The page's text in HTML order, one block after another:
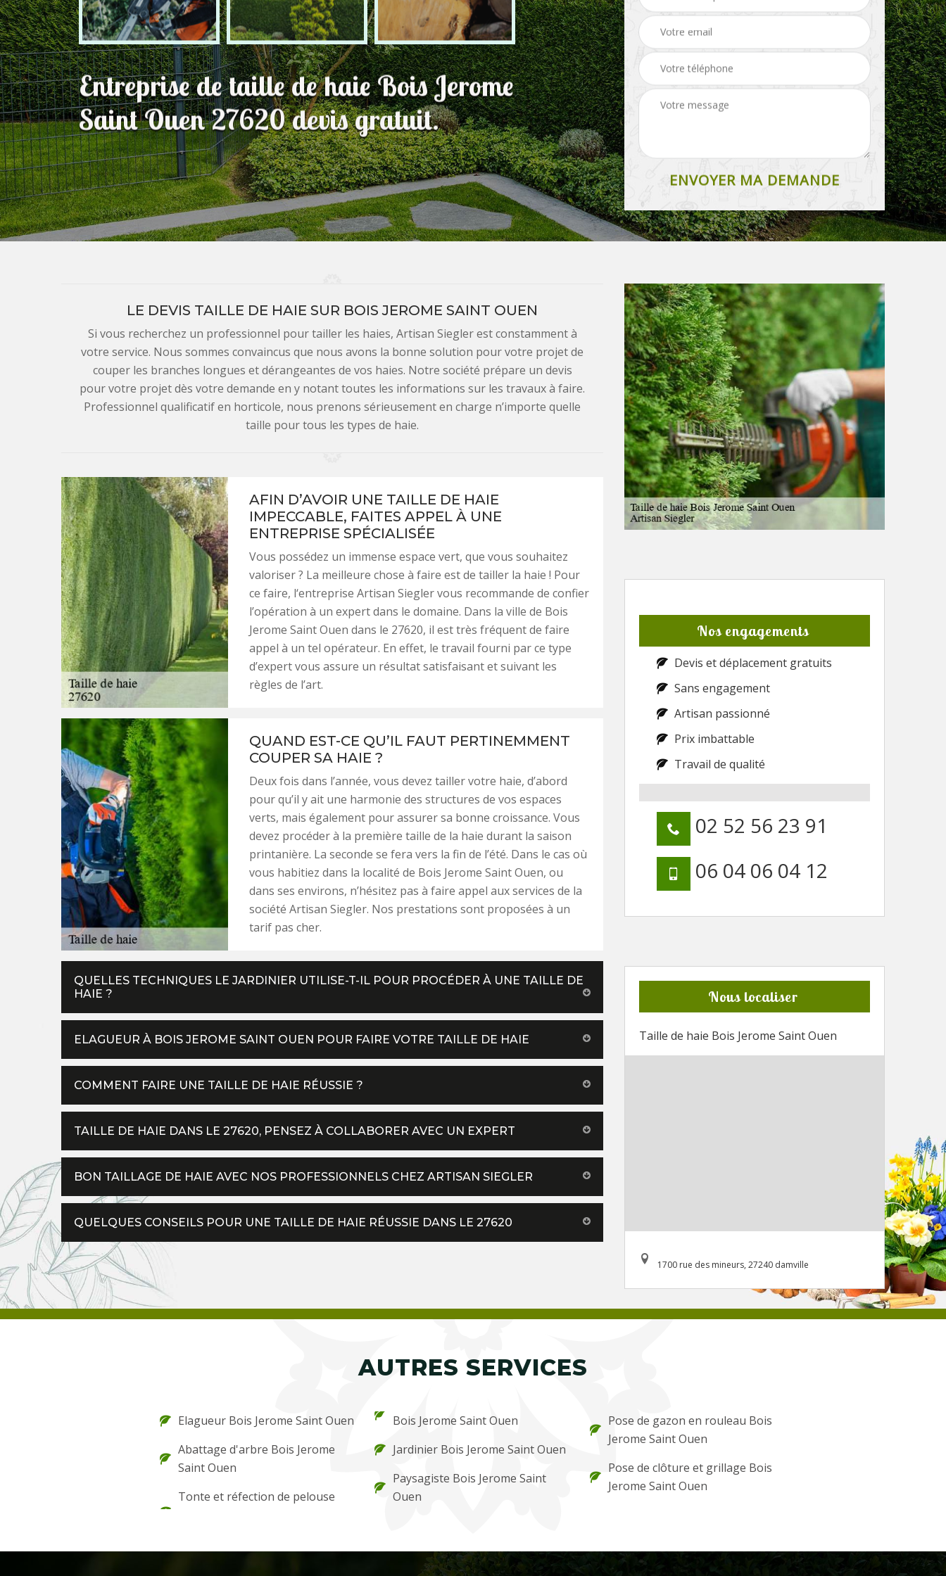
Entreprise de taille de haie Bois Jerome
Saint Ouen 27620 devis gratuit.
LE DEVIS TAILLE DE HAIE SUR BOIS JEROME SAINT OUEN
Si vous recherchez un professionnel pour tailler les haies, Artisan Siegler est constamment à
votre service. Nous sommes convaincus que nous avons la bonne solution pour votre projet de
couper les branches longues et dérangeantes de vos haies. Notre société prépare un devis
pour votre projet dès votre demande en y notant toutes les informations sur les travaux à faire.
Professionnel qualificatif en horticole, nous prenons sérieusement en charge n’importe quelle
taille pour tous les types de haie.
AFIN D’AVOIR UNE TAILLE DE HAIE
IMPECCABLE, FAITES APPEL À UNE
ENTREPRISE SPÉCIALISÉE
Vous possédez un immense espace vert, que vous souhaitez
valoriser ? La meilleure chose à faire est de tailler la haie ! Pour
ce faire, l‘entreprise Artisan Siegler vous recommande de confier
l’opération à un expert dans le domaine. Dans la ville de Bois
Jerome Saint Ouen dans le 27620, il est très fréquent de faire
appel à un tel opérateur. En effet, le travail fourni par ce type
d’expert vous assure un résultat satisfaisant et suivant les
règles de l’art.
QUAND EST-CE QU’IL FAUT PERTINEMMENT
COUPER SA HAIE ?
Deux fois dans l’année, vous devez tailler votre haie, d’abord
pour qu’il y ait une harmonie des structures de vos espaces
verts, mais également pour assurer sa bonne croissance. Vous
devez procéder à la première taille de la haie durant la saison
printanière. La seconde se fera vers la fin de l’été. Dans le cas où
vous habitiez dans la localité de Bois Jerome Saint Ouen, ou
dans ses environs, n’hésitez pas à faire appel aux services de la
société Artisan Siegler. Nos prestations sont proposées à un
tarif pas cher.
QUELLES TECHNIQUES LE JARDINIER UTILISE-T-IL POUR PROCÉDER À UNE TAILLE DE
HAIE ?
ELAGUEUR À BOIS JEROME SAINT OUEN POUR FAIRE VOTRE TAILLE DE HAIE
COMMENT FAIRE UNE TAILLE DE HAIE RÉUSSIE ?
TAILLE DE HAIE DANS LE 27620, PENSEZ À COLLABORER AVEC UN EXPERT
BON TAILLAGE DE HAIE AVEC NOS PROFESSIONNELS CHEZ ARTISAN SIEGLER
QUELQUES CONSEILS POUR UNE TAILLE DE HAIE RÉUSSIE DANS LE 27620
Nos engagements
Devis et déplacement gratuits
Sans engagement
Artisan passionné
Prix imbattable
Travail de qualité
02 52 56 23 91
06 04 06 04 12
Nous localiser
Taille de haie Bois Jerome Saint Ouen
1700 rue des mineurs, 27240 damville
AUTRES SERVICES
Elagueur Bois Jerome Saint Ouen
Abattage d'arbre Bois Jerome
Saint Ouen
Tonte et réfection de pelouse
Bois Jerome Saint Ouen
Jardinier Bois Jerome Saint Ouen
Paysagiste Bois Jerome Saint
Ouen
Pose de gazon en rouleau Bois
Jerome Saint Ouen
Pose de clôture et grillage Bois
Jerome Saint Ouen